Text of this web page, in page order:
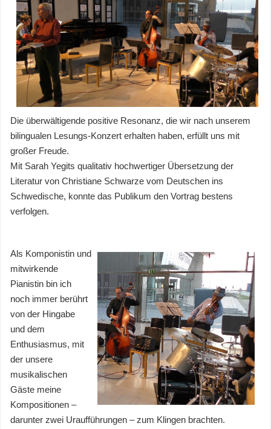
Die überwältigende positive Resonanz, die wir nach unserem
bilingualen Lesungs-Konzert erhalten haben, erfüllt uns mit
großer Freude.
Mit Sarah Yegits qualitativ hochwertiger Übersetzung der
Literatur von Christiane Schwarze vom Deutschen ins
Schwedische, konnte das Publikum den Vortrag bestens
verfolgen.
Als Komponistin und
mitwirkende
Pianistin bin ich
noch immer berührt
von der Hingabe
und dem
Enthusiasmus, mit
der unsere
musikalischen
Gäste meine
Kompositionen –
darunter zwei Uraufführungen – zum Klingen brachten.